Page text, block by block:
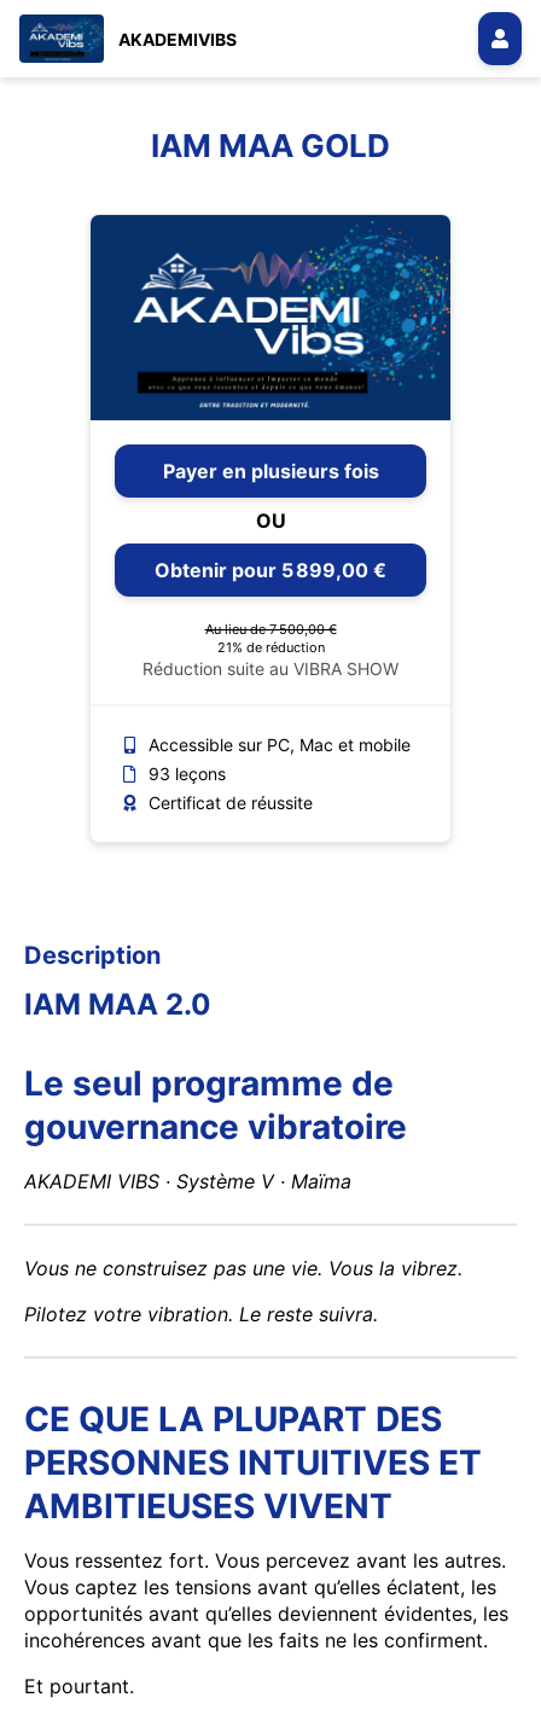
AKADEMIVIBS
IAM MAA GOLD
Payer en plusieurs fois
OU
Obtenir pour 5 899,00 €
Au lieu de 7 500,00 €
21% de réduction
Réduction suite au VIBRA SHOW
Accessible sur PC, Mac et mobile
93 leçons
Certificat de réussite
Description
IAM MAA 2.0
Le seul programme de
gouvernance vibratoire
AKADEMI VIBS · Système V · Maïma
Vous ne construisez pas une vie. Vous la vibrez.
Pilotez votre vibration. Le reste suivra.
CE QUE LA PLUPART DES
PERSONNES INTUITIVES ET
AMBITIEUSES VIVENT
Vous ressentez fort. Vous percevez avant les autres.
Vous captez les tensions avant qu’elles éclatent, les
opportunités avant qu’elles deviennent évidentes, les
incohérences avant que les faits ne les confirment.
Et pourtant.